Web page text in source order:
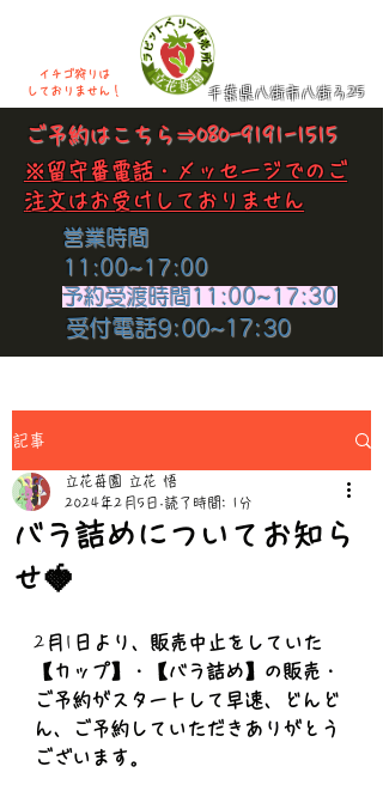
イチゴ狩りは
​しておりません！
千葉県八街市八街ろ25
​ご予約はこちら⇒080-9191-1515
​※留守番電話・メッセージでのご
注文はお受けしておりません
​営業時間
11:00~17:00
​予約受渡時間11:00~17:30
​受付電話9:00~17:30
記事
バラ詰めについてお知ら
せ🍓
立花苺園 立花 悟
2024年2月5日 読了時間: 1分
2 月 1 日より、販売中止をしていた
【カップ】・【バラ詰め】の販売・
ご予約がスタートして早速、どんど
ん、ご予約していただきありがとう
ございます。